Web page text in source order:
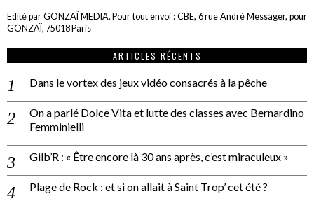
Edité par GONZAÏ MEDIA. Pour tout envoi : CBE, 6 rue André Messager, pour
GONZAÏ, 75018 Paris
ARTICLES RÉCENTS
Dans le vortex des jeux vidéo consacrés à la pêche
On a parlé Dolce Vita et lutte des classes avec Bernardino
Femminielli
Gilb’R : « Être encore là 30 ans après, c’est miraculeux »
Plage de Rock : et si on allait à Saint Trop’ cet été ?